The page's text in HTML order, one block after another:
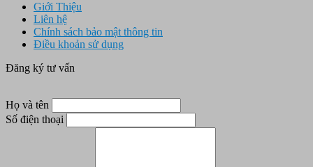
Giới Thiệu
Liên hệ
Chính sách bảo mật thông tin
Điều khoản sử dụng
Đăng ký tư vấn
Họ và tên
Số điện thoại